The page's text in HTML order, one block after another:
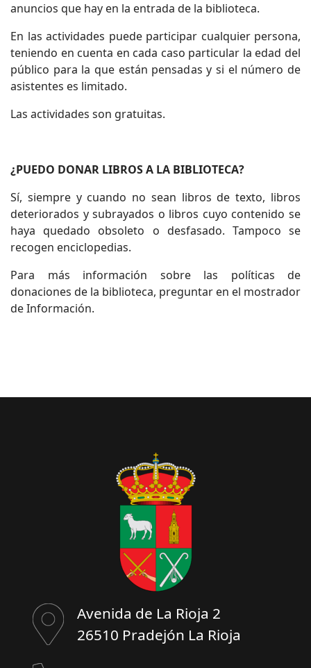
anuncios que hay en la entrada de la biblioteca.
En las actividades puede participar cualquier persona,
teniendo en cuenta en cada caso particular la edad del
público para la que están pensadas y si el número de
asistentes es limitado.
Las actividades son gratuitas.
¿PUEDO DONAR LIBROS A LA BIBLIOTECA?
Sí, siempre y cuando no sean libros de texto, libros
deteriorados y subrayados o libros cuyo contenido se
haya quedado obsoleto o desfasado. Tampoco se
recogen enciclopedias.
Para más información sobre las políticas de
donaciones de la biblioteca, preguntar en el mostrador
de Información.
Avenida de La Rioja 2
26510 Pradejón La Rioja